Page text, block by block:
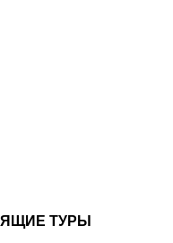
ТУРЫ